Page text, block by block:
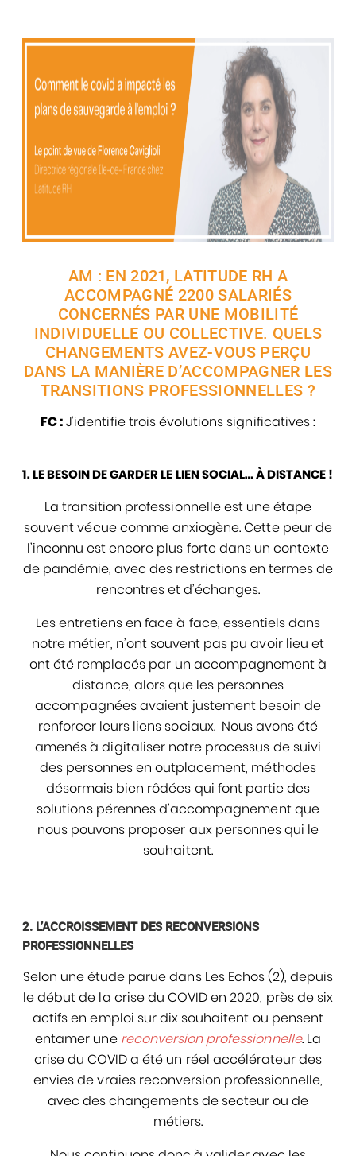
AM : EN 2021, LATITUDE RH A
ACCOMPAGNÉ 2200 SALARIÉS
CONCERNÉS PAR UNE MOBILITÉ
INDIVIDUELLE OU COLLECTIVE. QUELS
CHANGEMENTS AVEZ-VOUS PERÇU
DANS LA MANIÈRE D’ACCOMPAGNER LES
TRANSITIONS PROFESSIONNELLES ?
FC :J’identifie trois évolutions significatives :
1. LE BESOIN DE GARDER LE LIEN SOCIAL… À DISTANCE !
La transition professionnelle est une étape
souvent vécue comme anxiogène. Cette peur de
l’inconnu est encore plus forte dans un contexte
de pandémie, avec des restrictions en termes de
rencontres et d’échanges.
Les entretiens en face à face, essentiels dans
notre métier, n’ont souvent pas pu avoir lieu et
ont été remplacés par un accompagnement à
distance, alors que les personnes
accompagnées avaient justement besoin de
renforcer leurs liens sociaux. Nous avons été
amenés à digitaliser notre processus de suivi
des personnes en outplacement, méthodes
désormais bien rôdées qui font partie des
solutions pérennes d’accompagnement que
nous pouvons proposer aux personnes qui le
souhaitent.
2. L’ACCROISSEMENT DES RECONVERSIONS
PROFESSIONNELLES
Selon une étude parue dans Les Echos (2), depuis
le début de la crise du COVID en 2020, près de six
actifs en emploi sur dix souhaitent ou pensent
entamer une reconversion professionnelle. La
crise du COVID a été un réel accélérateur des
envies de vraies reconversion professionnelle,
avec des changements de secteur ou de
métiers.